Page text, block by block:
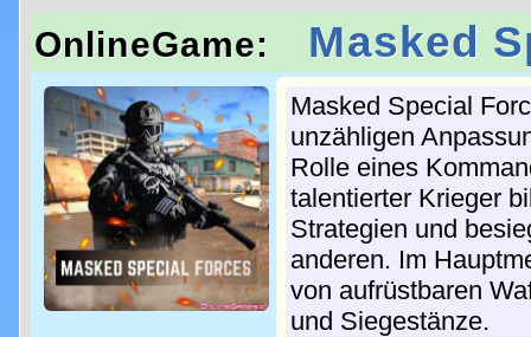
OnlineGame: Masked
Masked Special
unzähligen
Rolle eines
talentierter Krieger
Strategien und
anderen. Im
von aufrüstbaren
und Siegestänze.